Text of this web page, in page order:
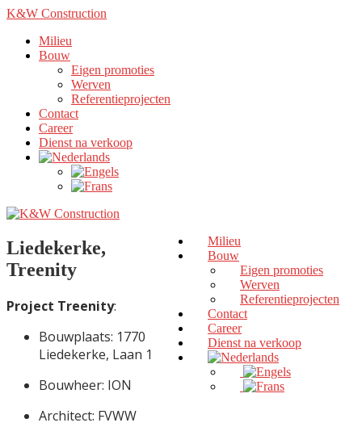
K&W Construction
Milieu
Bouw
Eigen promoties
Werven
Referentieprojecten
Contact
Career
Dienst na verkoop
Milieu
Bouw
Eigen promoties
Werven
Referentieprojecten
Contact
Career
Dienst na verkoop
Liedekerke,
Treenity
Project Treenity:
Bouwplaats: 1770
Liedekerke, Laan 1
Bouwheer: ION
Architect: FVWW